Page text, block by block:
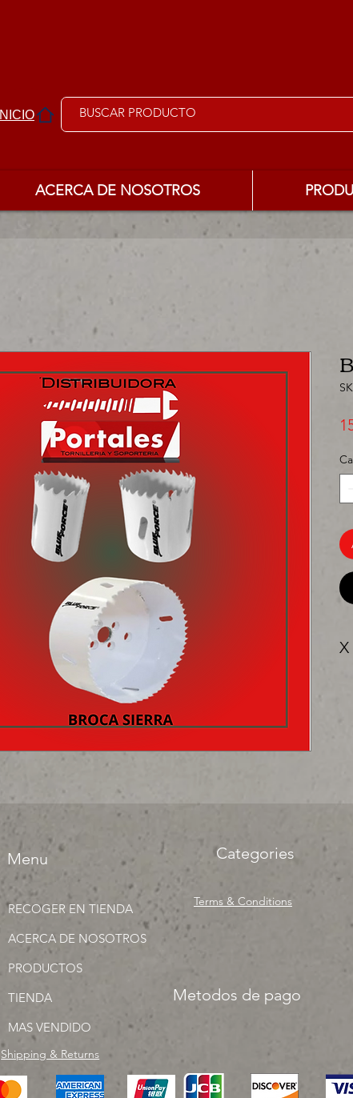
INICIO
ACERCA DE NOSOTROS
X
Menu
RECOGER EN TIENDA
ACERCA DE NOSOTROS
PRODUCTOS
TIENDA
MAS VENDIDO
Shipping & Returns
Categories
Terms & Conditions
Metodos de pago